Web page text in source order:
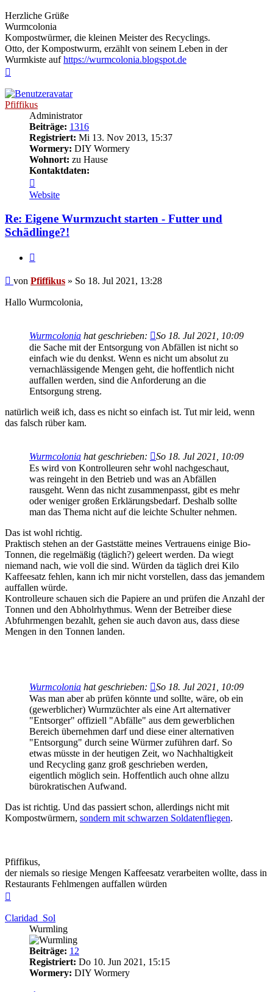
Herzliche Grüße
Wurmcolonia
Kompostwürmer, die kleinen Meister des Recyclings.
Otto, der Kompostwurm, erzählt von seinem Leben in der
Wurmkiste aufhttps://wurmcolonia.blogspot.de
Pfiffikus
Administrator
Beiträge: 1316
Registriert: Mi 13. Nov 2013, 15:37
Wormery: DIY Wormery
Wohnort: zu Hause
Kontaktdaten:
von
Pfiffikus
Website
Re: Eigene Wurmzucht starten - Futter und
Schädlinge?!
Beitrag
von Pfiffikus » So 18. Jul 2021, 13:28
Hallo Wurmcolonia,
Wurmcolonia hat geschrieben:
So 18. Jul 2021, 10:09
die Sache mit der Entsorgung von Abfällen ist nicht so
einfach wie du denkst. Wenn es nicht um absolut zu
vernachlässigende Mengen geht, die hoffentlich nicht
auffallen werden, sind die Anforderung an die
Entsorgung streng.
natürlich weiß ich, dass es nicht so einfach ist. Tut mir leid, wenn
das falsch rüber kam.
Wurmcolonia hat geschrieben:
So 18. Jul 2021, 10:09
Es wird von Kontrolleuren sehr wohl nachgeschaut,
was reingeht in den Betrieb und was an Abfällen
rausgeht. Wenn das nicht zusammenpasst, gibt es mehr
oder weniger großen Erklärungsbedarf. Deshalb sollte
man das Thema nicht auf die leichte Schulter nehmen.
Das ist wohl richtig.
Praktisch stehen an der Gaststätte meines Vertrauens einige Bio-
Tonnen, die regelmäßig (täglich?) geleert werden. Da wiegt
niemand nach, wie voll die sind. Würden da täglich drei Kilo
Kaffeesatz fehlen, kann ich mir nicht vorstellen, dass das jemandem
auffallen würde.
Kontrolleure schauen sich die Papiere an und prüfen die Anzahl der
Tonnen und den Abholrhythmus. Wenn der Betreiber diese
Abfuhrmengen bezahlt, gehen sie auch davon aus, dass diese
Mengen in den Tonnen landen.
Wurmcolonia hat geschrieben:
So 18. Jul 2021, 10:09
Was man aber ab prüfen könnte und sollte, wäre, ob ein
(gewerblicher) Wurmzüchter als eine Art alternativer
"Entsorger" offiziell "Abfälle" aus dem gewerblichen
Bereich übernehmen darf und diese einer alternativen
"Entsorgung" durch seine Würmer zuführen darf. So
etwas müsste in der heutigen Zeit, wo Nachhaltigkeit
und Recycling ganz groß geschrieben werden,
eigentlich möglich sein. Hoffentlich auch ohne allzu
bürokratischen Aufwand.
Das ist richtig. Und das passiert schon, allerdings nicht mit
Kompostwürmern, sondern mit schwarzen Soldatenfliegen.
Pfiffikus,
der niemals so riesige Mengen Kaffeesatz verarbeiten wollte, dass in
Restaurants Fehlmengen auffallen würden
Claridad_Sol
Wurmling
Beiträge: 12
Registriert: Do 10. Jun 2021, 15:15
Wormery: DIY Wormery